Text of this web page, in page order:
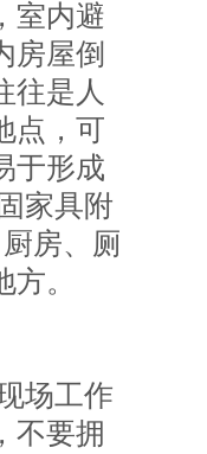
室内避
房屋倒
往是人
点，可
于形成
家具附
房、厕
。
场工作
不要拥